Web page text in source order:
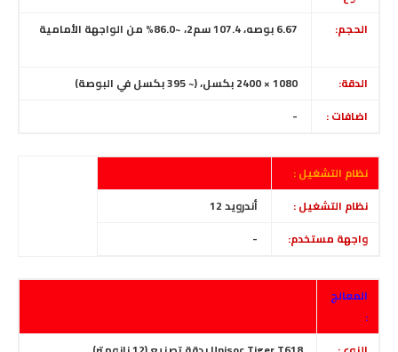
الحجم:
6.67 بوصه، 107.4 سم2، ~86.0% من الواجهة الأمامية
الدقة: 1080 × 2400 بكسل،
(~ 395 بكسل في البوصة)
اضافات :
-
نظام التشغيل :
نظام التشغيل :
أندرويد 12
واجهة مستخدم:
-
المعالج
: